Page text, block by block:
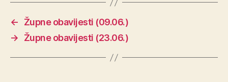
←
Župne obavijesti (09.06.)
→
Župne obavijesti (23.06.)